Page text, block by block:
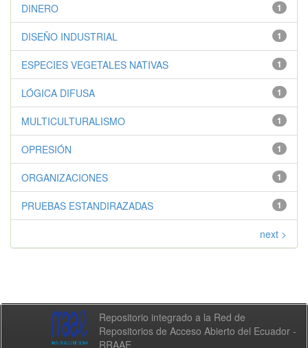
1
DINERO
1
DISEÑO INDUSTRIAL
1
ESPECIES VEGETALES NATIVAS
1
LÓGICA DIFUSA
1
MULTICULTURALISMO
1
OPRESIÓN
1
ORGANIZACIONES
1
PRUEBAS ESTANDIRAZADAS
next >
Repositorio integrado a la Red de
Repositorios de Acceso Abierto del Ecuador -
RRAAE